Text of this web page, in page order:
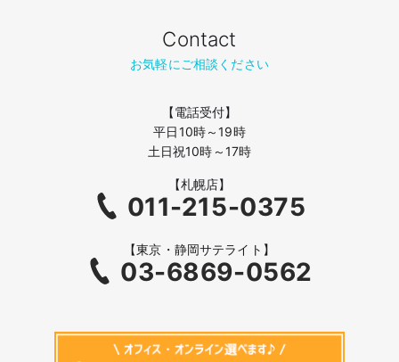
Contact
お気軽にご相談ください
【電話受付】
平日10時～19時
土日祝10時～17時
【札幌店】
011-215-0375
【東京・静岡サテライト】
03-6869-0562